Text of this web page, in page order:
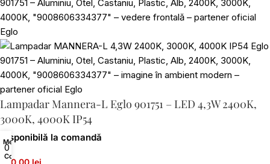
Lampadar Mannera-L Eglo 901751 – LED 4,3W 2400K,
3000K, 4000K IP54
Disponibilă la comandă
Menu
0
Coș